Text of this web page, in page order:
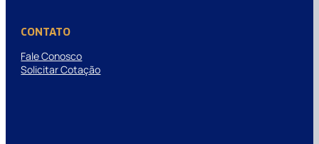
CONTATO
Fale Conosco
Solicitar Cotação